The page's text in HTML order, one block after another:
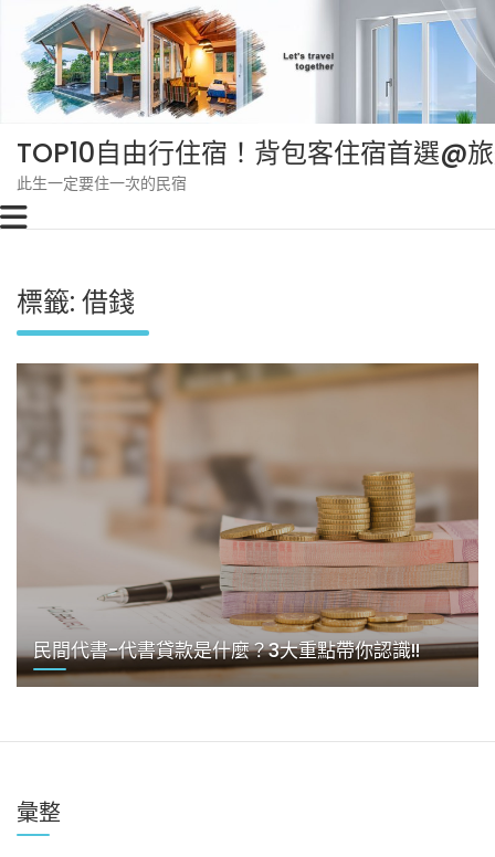
content
TOP10自由行住宿！背包客住宿首選@
此生一定要住一次的民宿
標籤: 借錢
民間代書-代書貸款是什麼？3大重點帶你認識!!
彙整